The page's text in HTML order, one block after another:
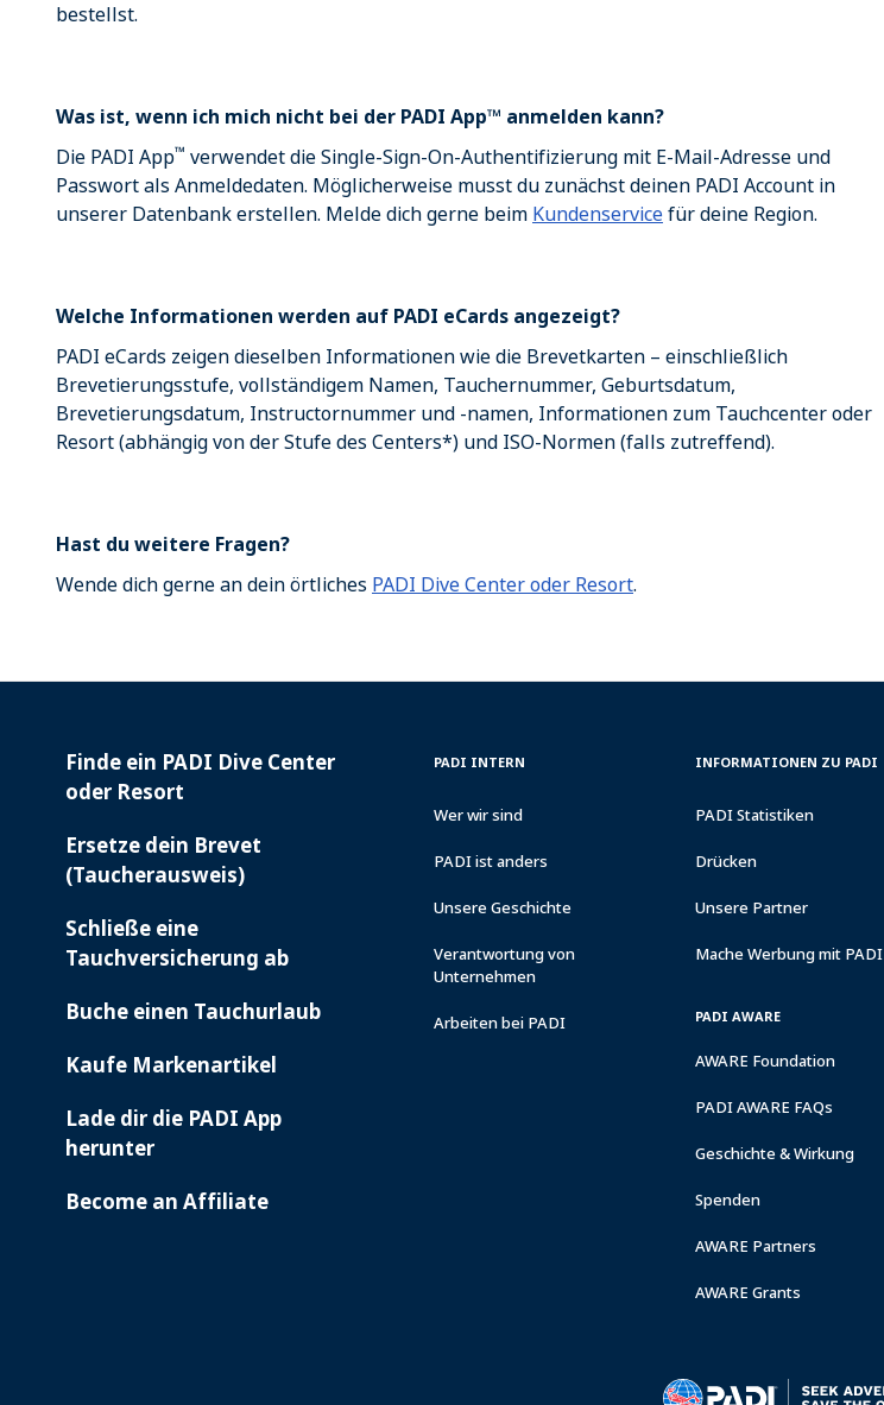
bestellst.
Was ist, wenn ich mich nicht bei der PADI App™ anmelden kann?
Die PADI App™ verwendet die Single-Sign-On-Authentifizierung mit E-Mail-Adresse und
Passwort als Anmeldedaten. Möglicherweise musst du zunächst deinen PADI Account in
unserer Datenbank erstellen. Melde dich gerne beim Kundenservicefür deine Region.
Welche Informationen werden auf PADI eCards angezeigt?
PADI eCards zeigen dieselben Informationen wie die Brevetkarten – einschließlich
Brevetierungsstufe, vollständigem Namen, Tauchernummer, Geburtsdatum,
Brevetierungsdatum, Instructornummer und -namen, Informationen zum Tauchcenter oder
Resort (abhängig von der Stufe des Centers*) und ISO-Normen (falls zutreffend).
Hast du weitere Fragen?
Wende dich gerne an dein örtliches PADI Dive Center oder Resort.
PADI
SERVICES
Finde ein PADI Dive Center
oder Resort
Ersetze dein Brevet
(Taucherausweis)
Schließe eine
Tauchversicherung ab
Buche einen Tauchurlaub
Kaufe Markenartikel
Lade dir die PADI App
herunter
Become an Affiliate
INSIDE
PADI INTERN
Wer wir sind
PADI ist anders
Unsere Geschichte
Verantwortung von
Unternehmen
Arbeiten bei PADI
CORPORATE
INFORMATIONEN ZU PADI
PADI Statistiken
Drücken
Unsere Partner
Mache Werbung mit PADI
PADI AWARE
AWARE Foundation
PADI AWARE FAQs
Geschichte & Wirkung
Spenden
AWARE Partners
AWARE Grants